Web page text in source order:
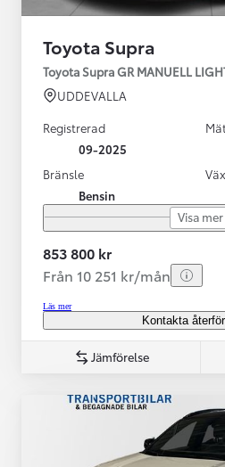
Toyota Supra
Toyota Supra GR MANUELL
UDDEVALLA
Registrerad
09-2025
Bränsle
Bensin
Visa mer
853 800 kr
Från 10 251 kr/mån
Läs mer
Kontakta
Jämförelse